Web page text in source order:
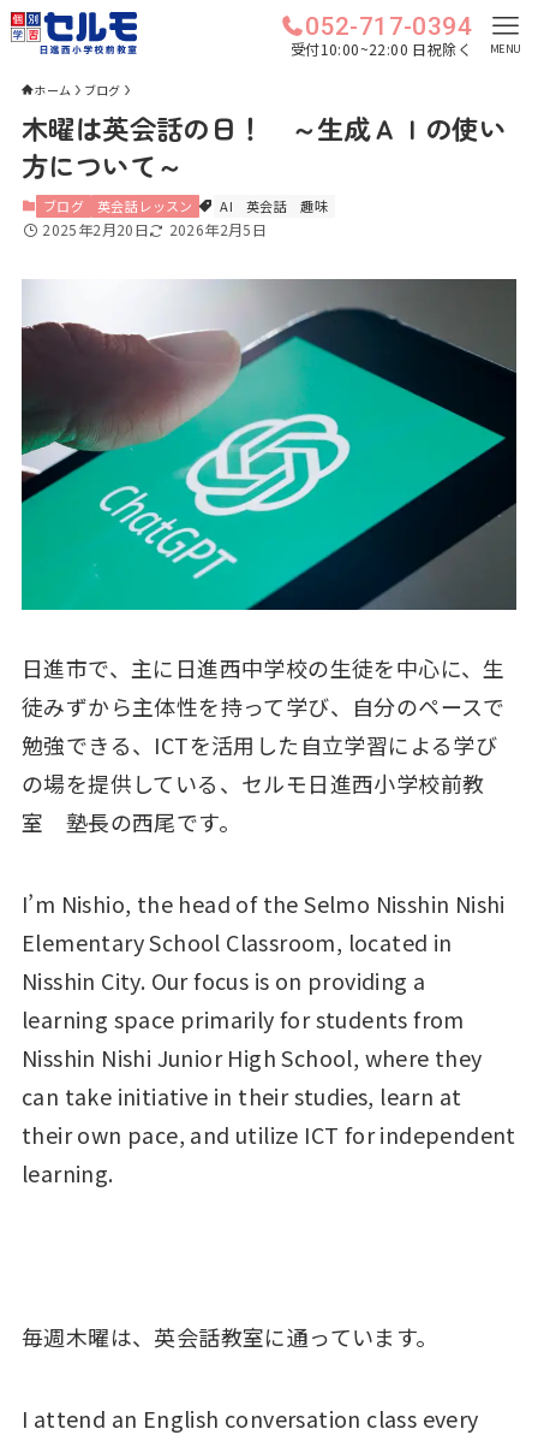
052-717-0394
受付10:00~22:00 日祝除く MENU
ホーム ブログ
木曜は英会話の日！ ～生成ＡＩの使い
方について～
ブログ 英会話レッスン AI 英会話 趣味
2025年2月20日 2026年2月5日
日進市で、主に日進西中学校の生徒を中心に、生
徒みずから主体性を持って学び、自分のペースで
勉強できる、ICTを活用した自立学習による学び
の場を提供している、セルモ日進西小学校前教
室 塾長の西尾です。
I’m Nishio, the head of the Selmo Nisshin Nishi
Elementary School Classroom, located in
Nisshin City. Our focus is on providing a
learning space primarily for students from
Nisshin Nishi Junior High School, where they
can take initiative in their studies, learn at
their own pace, and utilize ICT for independent
learning.
毎週木曜は、英会話教室に通っています。
I attend an English conversation class every